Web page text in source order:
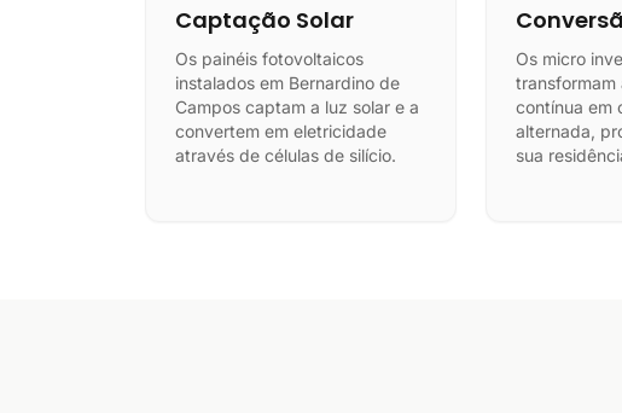
Captação Solar
Os painéis fotovoltaicos
instalados em Bernardino de
Campos captam a luz solar e a
convertem em eletricidade
através de células de silício.
Os micro
transformam
contínua em
alternada,
sua